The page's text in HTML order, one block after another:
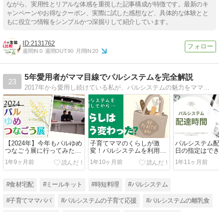
ながら、実用性とリアルな体感を重視した記事構成が特徴です。最新のキ
ャンペーンやお得なクーポン、実際に試した感想など、具体的な体験とと
もに役立つ情報をシンプルかつ深掘りして紹介しています。
2131762
週間IN:0 週間OUT:90 月間IN:20
23
5年愛用者がママ目線でパルシステムを完全解説
【2024年】今年もパルゆめ
つなごう展に行ってみた！
家族みんなが大満足だった
無料イベントを徹底レポー
ト
1年9ヶ月前
子育てママのくらしが激
変！パルシステムを利用し
て変化したのは「心と体の
余裕」
1年10ヶ月前
パルシステム
日の指定はで
配達状況の確
しく解説！
1年11ヶ月前
#食材宅配 #ミールキット #時短料理 #パルシステム
#子育てママパパ #パルシステムの子育て応援 #パルシステムの離乳食